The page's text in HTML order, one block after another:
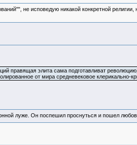
не исповедую никакой конкретной
правящая элита сама подготавливат
от мира средневековое клерикально-
луже. Он поспешил проснуться и пошел